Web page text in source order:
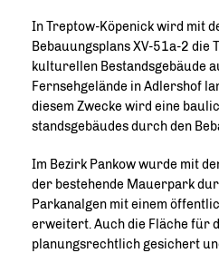
In Treptow-Köpenick wird mit
Bebauungsplans XV-51a-2 die
kulturellen Bestandsgebäude
Fernsehgelände in Adlershof
diesem Zwecke wird eine
standsgebäudes durch den
Im Bezirk Pankow wurde mit
der bestehende Mauerpark
Parkanalgen mit einem
erweitert. Auch die Fläche für
planungsrechtlich gesichert